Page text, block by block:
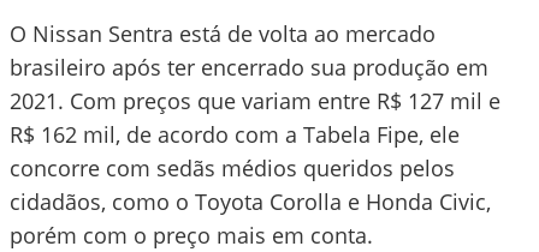
O Nissan Sentra está de volta ao mercado
brasileiro após ter encerrado sua produção em
2021. Com preços que variam entre R$ 127 mil e
R$ 162 mil, de acordo com a Tabela Fipe, ele
concorre com sedãs médios queridos pelos
cidadãos, como o Toyota Corolla e Honda Civic,
porém com o preço mais em conta.